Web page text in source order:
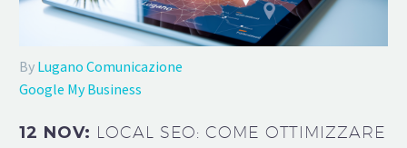
By Lugano Comunicazione
Google My Business
12 NOV: LOCAL SEO: COME OTTIMIZZARE